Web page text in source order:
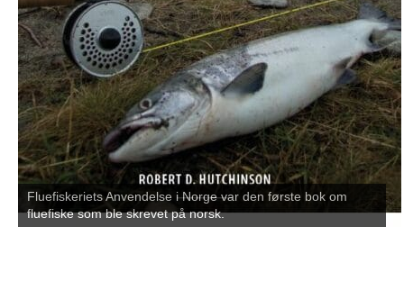
Fluefiskeriets Anvendelse i Norge var den første bok om
fluefiske som ble skrevet på norsk.